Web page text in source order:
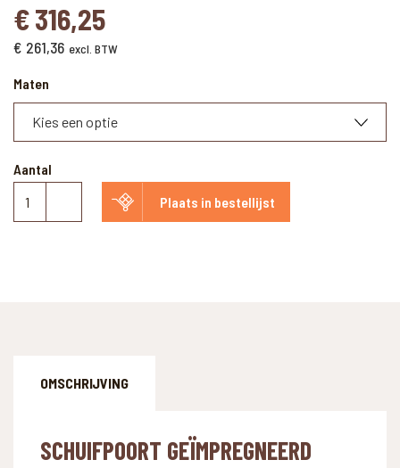
€316,25
€ 261,36 excl. BTW
Maten
Aantal
Schuifpoort
geïmpregneerd
Plaats in bestellijst
OMSCHRIJVING
SCHUIFPOORT GEÏMPREGNEERD